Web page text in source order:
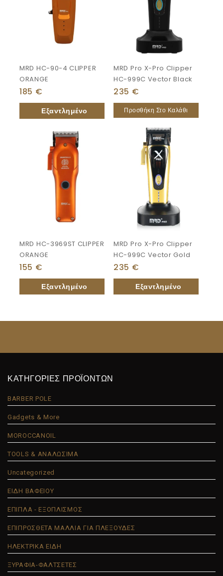
MRD HC-90-4 CLIPPER
ORANGE
185 €
MRD Pro X-Pro Clipper
HC-999C Vector Black
235 €
Προσθήκη Στο Καλάθι
MRD HC-3969ST CLIPPER
ORANGE
155 €
MRD Pro X-Pro Clipper
HC-999C Vector Gold
235 €
ΚΑΤΗΓΟΡΙΕΣ ΠΡΟΪΟΝΤΩΝ
BARBER POLE
Gadgets & More
MOROCCANOIL
TOOLS & ΑΝΑΛΩΣΙΜΑ
Uncategorized
ΕΙΔΗ ΒΑΦΕΙΟΥ
ΕΠΙΠΛΑ - ΕΞΟΠΛΙΣΜΟΣ
ΕΠΙΠΡΟΣΘΕΤΑ ΜΑΛΛΙΑ ΓΙΑ ΠΛΕΞΟΥΔΕΣ
ΗΛΕΚΤΡΙΚΑ ΕΙΔΗ
ΞΥΡΑΦΙΑ-ΦΑΛΤΣΕΤΕΣ